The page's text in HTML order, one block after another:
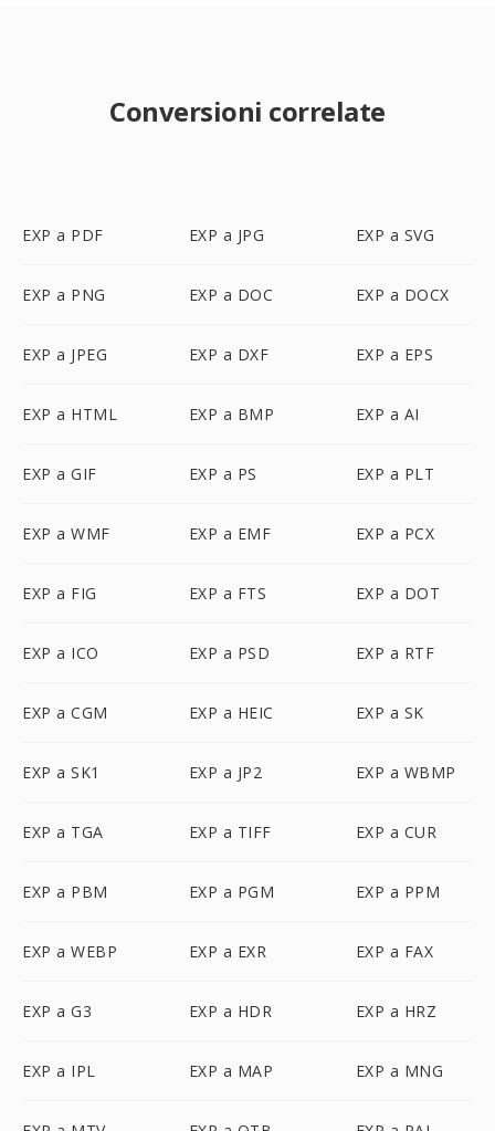
Conversioni correlate
EXP a PDF EXP a JPG EXP a SVG
EXP a PNG EXP a DOC EXP a DOCX
EXP a JPEG EXP a DXF EXP a EPS
EXP a HTML EXP a BMP EXP a AI
EXP a GIF EXP a PS EXP a PLT
EXP a WMF EXP a EMF EXP a PCX
EXP a FIG EXP a FTS EXP a DOT
EXP a ICO EXP a PSD EXP a RTF
EXP a CGM EXP a HEIC EXP a SK
EXP a SK1 EXP a JP2 EXP a WBMP
EXP a TGA EXP a TIFF EXP a CUR
EXP a PBM EXP a PGM EXP a PPM
EXP a WEBP EXP a EXR EXP a FAX
EXP a G3 EXP a HDR EXP a HRZ
EXP a IPL EXP a MAP EXP a MNG